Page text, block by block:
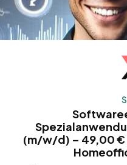
(m/w/d) – 49,00